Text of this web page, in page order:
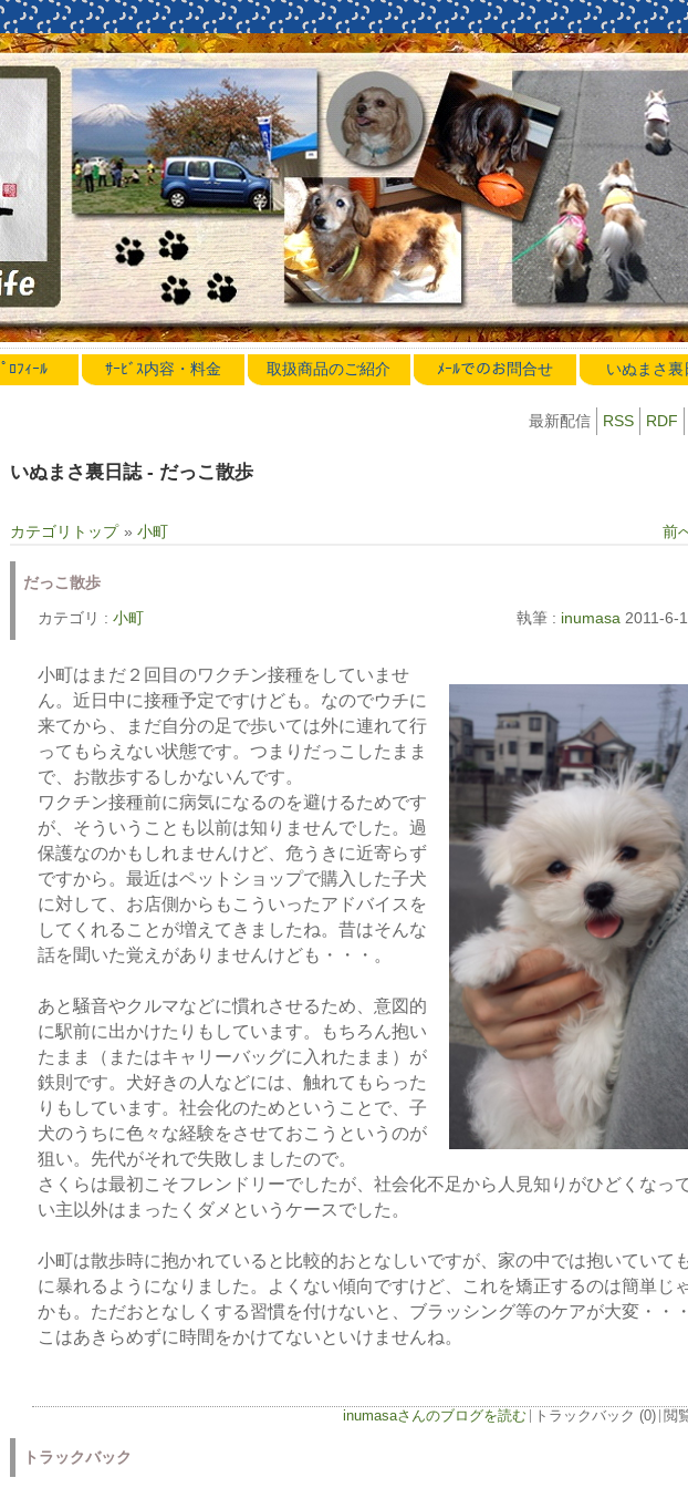
ﾌｨｰﾙ ｻｰﾋﾞｽ内容・料金 取扱商品のご紹介 ﾒｰﾙでのお問合せ いぬまさ裏
最新配信 RSS RDF
いぬまさ裏日誌 - だっこ散歩
カテゴリトップ »小町 前
だっこ散歩
カテゴリ : 小町 執筆 : inumasa 2011-6-
小町はまだ２回目のワクチン接種をしていませ
ん。近日中に接種予定ですけども。なのでウチに
来てから、まだ自分の足で歩いては外に連れて行
ってもらえない状態です。つまりだっこしたまま
で、お散歩するしかないんです。
ワクチン接種前に病気になるのを避けるためです
が、そういうことも以前は知りませんでした。過
保護なのかもしれませんけど、危うきに近寄らず
ですから。最近はペットショップで購入した子犬
に対して、お店側からもこういったアドバイスを
してくれることが増えてきましたね。昔はそんな
話を聞いた覚えがありませんけども・・・。
あと騒音やクルマなどに慣れさせるため、意図的
に駅前に出かけたりもしています。もちろん抱い
たまま（またはキャリーバッグに入れたまま）が
鉄則です。犬好きの人などには、触れてもらった
りもしています。社会化のためということで、子
犬のうちに色々な経験をさせておこうというのが
狙い。先代がそれで失敗しましたので。
さくらは最初こそフレンドリーでしたが、社会化不足から人見知りがひどくなっ
い主以外はまったくダメというケースでした。
小町は散歩時に抱かれていると比較的おとなしいですが、家の中では抱いていて
に暴れるようになりました。よくない傾向ですけど、これを矯正するのは簡単じ
かも。ただおとなしくする習慣を付けないと、ブラッシング等のケアが大変・・
こはあきらめずに時間をかけてないといけませんね。
inumasaさんのブログを読む トラックバック (0) 閲
トラックバック